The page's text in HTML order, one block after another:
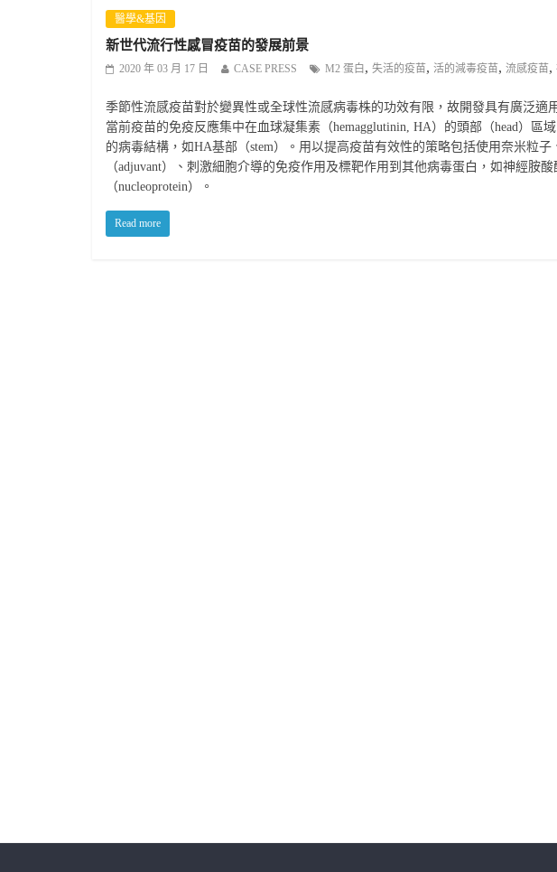
醫學&基因
新世代流行性感冒疫苗的發展前景
2020 年 03 月 17 日 CASE PRESS M2 蛋白 , 失活的疫苗, 活的減毒疫苗, 流感疫苗,
季節性流感疫苗對於變異性或全球性流感病毒株的功效有限，故開發具有廣泛適
當前疫苗的免疫反應集中在血球凝集素（hemagglutinin, HA）的頭部（head）區
的病毒結構，如HA基部（stem）。用以提高疫苗有效性的策略包括使用奈米粒
（adjuvant）、刺激細胞介導的免疫作用及標靶作用到其他病毒蛋白，如神經胺
（nucleoprotein）。
Read more